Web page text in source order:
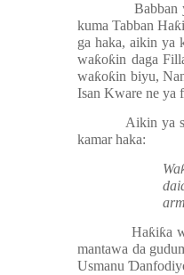
Babban
kuma Tabban Haƙi
ga haka, aikin ya
waƙoƙin daga
waƙoƙin biyu,
Isan Kware ne ya
Aikin ya
kamar haka:
Wa
Haƙiƙa
mantawa da
Usmanu Ɗ